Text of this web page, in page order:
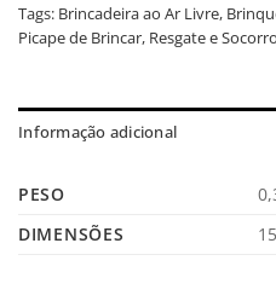
Tags: Brincadeira ao Ar Livre,
Picape de Brincar, Resgate e Socorro
Informação adicional
PESO
DIMENSÕES